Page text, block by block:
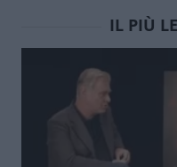
IL PIÙ